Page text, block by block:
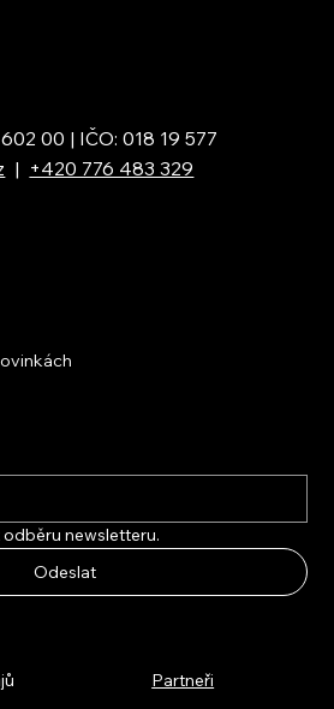
00 | IČO: 018 19 577
| +420 776 483 329
odběru newsletteru.
Odeslat
Partneři